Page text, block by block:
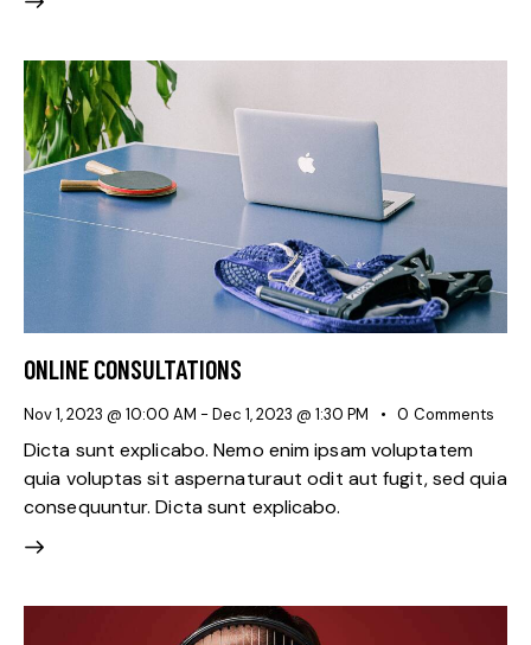
ONLINE CONSULTATIONS
Nov 1, 2023 @ 10:00 AM - Dec 1, 2023 @ 1:30 PM 0 Comments
Dicta sunt explicabo. Nemo enim ipsam voluptatem
quia voluptas sit aspernaturaut odit aut fugit, sed quia
consequuntur. Dicta sunt explicabo.